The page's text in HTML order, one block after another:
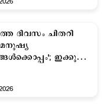
ദിവസം ചിതറി
ഇക്കുറി